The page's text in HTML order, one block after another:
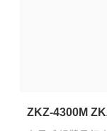
ZKZ-4300M